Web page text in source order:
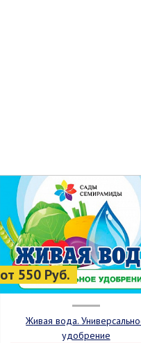
от 550 Руб.
Живая вода. Универсальное
удобрение